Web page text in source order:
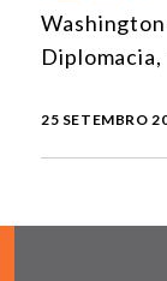
25 SETEMBRO